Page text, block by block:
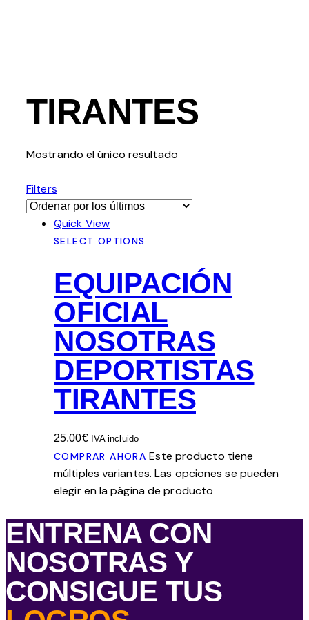
TIRANTES
Mostrando el único resultado
Filters
Quick View
SELECT OPTIONS
EQUIPACIÓN
OFICIAL
NOSOTRAS
DEPORTISTAS
TIRANTES
25,00€ IVA incluido
COMPRAR AHORA Este producto tiene
múltiples variantes. Las opciones se pueden
elegir en la página de producto
ENTRENA CON
NOSOTRAS Y
CONSIGUE TUS